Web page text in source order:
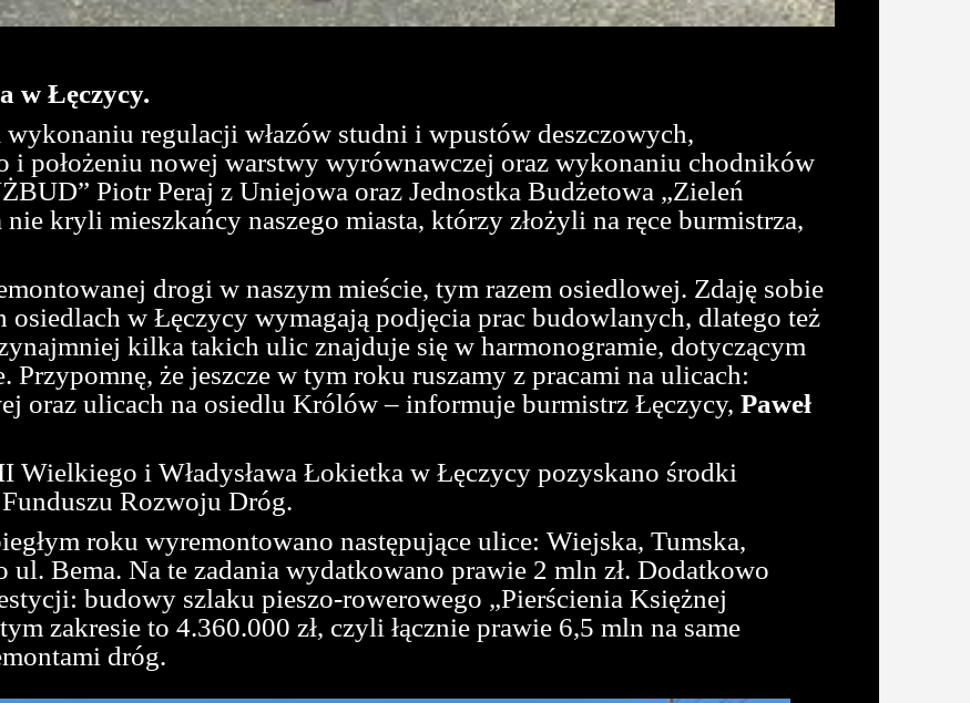
w Łęczycy.
regulacji włazów studni i wpustów deszczowych,
i położeniu nowej warstwy wyrównawczej oraz wykonaniu chodników
Piotr Peraj z Uniejowa oraz Jednostka Budżetowa „Zieleń
kryli mieszkańcy naszego miasta, którzy złożyli na ręce burmistrza,
drogi w naszym mieście, tym razem osiedlowej. Zdaję sobie
osiedlach w Łęczycy wymagają podjęcia prac budowlanych, dlatego też
kilka takich ulic znajduje się w harmonogramie, dotyczącym
Przypomnę, że jeszcze w tym roku ruszamy z pracami na ulicach:
oraz ulicach na osiedlu Królów – informuje burmistrz Łęczycy, Paweł
Wielkiego i Władysława Łokietka w Łęczycy pozyskano środki
Rozwoju Dróg.
roku wyremontowano następujące ulice: Wiejska, Tumska,
ul. Bema. Na te zadania wydatkowano prawie 2 mln zł. Dodatkowo
budowy szlaku pieszo-rowerowego „Pierścienia Księżnej
zakresie to 4.360.000 zł, czyli łącznie prawie 6,5 mln na same
dróg.